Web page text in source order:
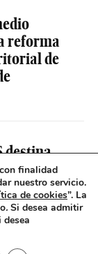
reforma
de
destina
la
y
finalidad
nuestro servicio.
de cookies”. La
. Si desea admitir